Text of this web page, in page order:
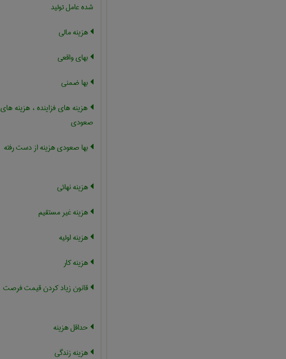
شده عامل تولید
هزینه مالی
بهای واقعی
بها ضمنی
هزینه های فزاینده ، هزینه های
صعودی
بها صعودی هزینه از دست رفته
هزینه نهائی
هزینه غیر مستقیم
هزینه اولیه
هزینه کار
قانون زیاد کردن قیمت فرصت
حداقل هزینه
هزینه زندگی